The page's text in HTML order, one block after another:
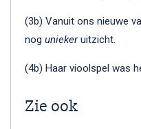
(3b) Vanuit ons nieuwe
nog uniekeruitzicht.
(4b) Haar vioolspel was
Zie ook